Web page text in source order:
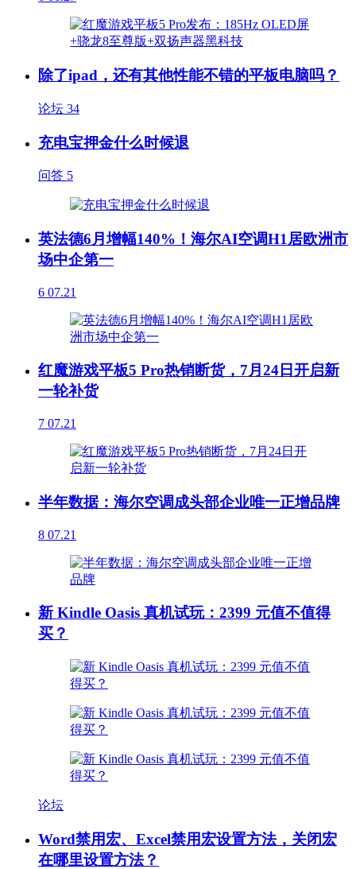
除了ipad，还有其他性能不错的平板电脑吗？
论坛 34
充电宝押金什么时候退
问答 5
英法德6月增幅140%！海尔AI空调H1居欧洲市
场中企第一
6 07.21
红魔游戏平板5 Pro热销断货，7月24日开启新
一轮补货
7 07.21
半年数据：海尔空调成头部企业唯一正增品牌
8 07.21
新 Kindle Oasis 真机试玩：2399 元值不值得
买？
论坛
Word禁用宏、Excel禁用宏设置方法，关闭宏
在哪里设置方法？